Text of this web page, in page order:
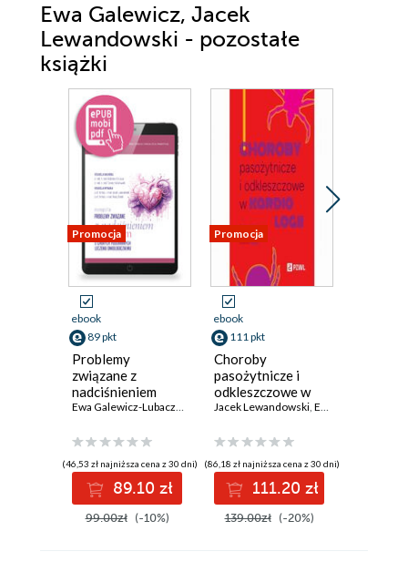
Ewa Galewicz, Jacek
Lewandowski - pozostałe
książki
Promocja
ebook
89 pkt
Problemy
związane z
nadciśnieniem
tętniczym u
poddawanych
leczeniu
onkologicznemu
pod redakcją prof.
Jacka
Lewandowskiego i
Jakub Strzelczyk,Maciej Siński
(46,53 zł najniższa cena z 30 dni)
89.10 zł
99.00zł (-10%)
Promocja
ebook
111 pkt
Choroby
pasożytnicze i
odkleszczowe w
kardiologii
Jacek Lewandowski Edward Siński
(86,18 zł najniższa cena z 30 dni)
111.20 zł
139.00zł (-20%)